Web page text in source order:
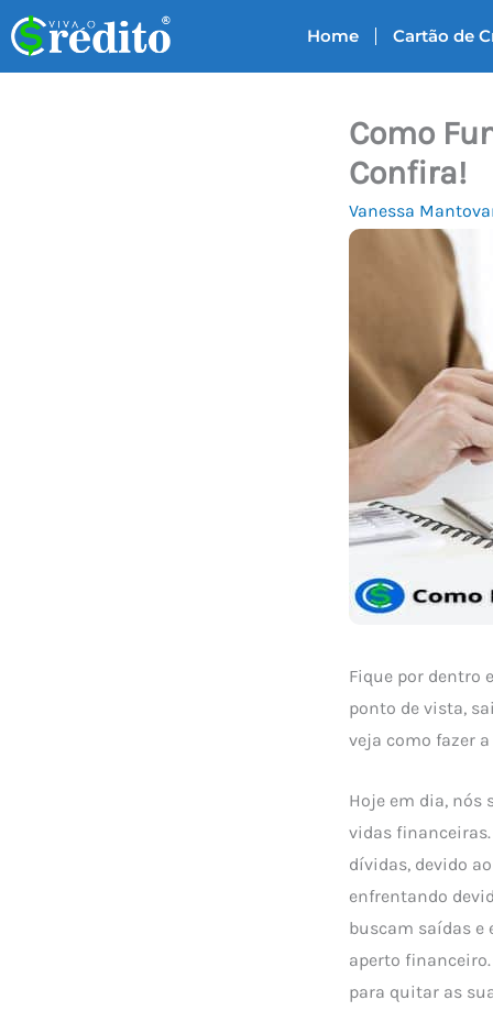
para
o
Home Cartão de
Como
Confira!
Vanessa
Fique por dentro
ponto de vista,
veja como fazer
Hoje em dia, nós
vidas
dívidas, devido
enfrentando
buscam saídas
aperto
para quitar as